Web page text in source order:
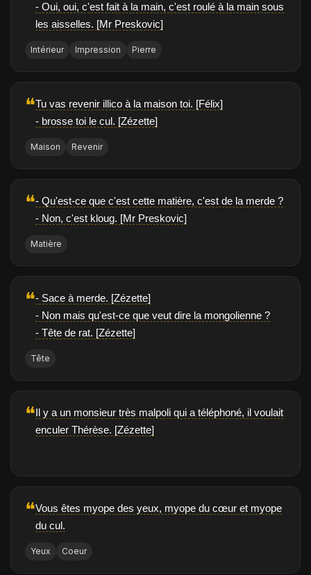
- Oui, oui, c'est fait à la main, c'est roulé à la main sous
les aisselles. [Mr Preskovic]
Intérieur Impression Pierre
❝Tu vas revenir illico à la maison toi. [Félix]
- brosse toi le cul. [Zézette]
Maison Revenir
❝- Qu'est-ce que c'est cette matière, c'est de la merde ?
- Non, c'est kloug. [Mr Preskovic]
Matière
❝- Sace à merde. [Zézette]
- Non mais qu'est-ce que veut dire la mongolienne ?
- Tête de rat. [Zézette]
Tête
❝Il y a un monsieur très malpoli qui a téléphoné, il voulait
enculer Thérèse. [Zézette]
❝Vous êtes myope des yeux, myope du cœur et myope
du cul.
Yeux Coeur